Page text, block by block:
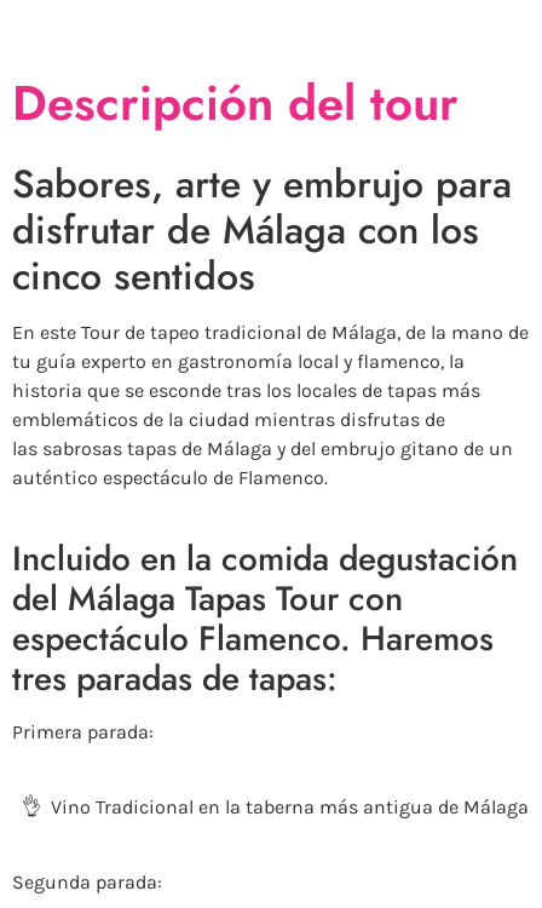
Descripción del tour
Sabores, arte y embrujo para
disfrutar de Málaga con los
cinco sentidos
En este Tour de tapeo tradicional de Málaga, de la mano de
tu guía experto en gastronomía local y flamenco, la
historia que se esconde tras los locales de tapas más
emblemáticos de la ciudad mientras disfrutas de
las sabrosas tapas de Málaga y del embrujo gitano de un
auténtico espectáculo de Flamenco.
Incluido en la comida degustación
del Málaga Tapas Tourcon
espectáculo Flamenco. Haremos
tres paradas de tapas:
Primera parada:
👌 Vino Tradicional en la taberna más antigua de Málaga
Segunda parada: